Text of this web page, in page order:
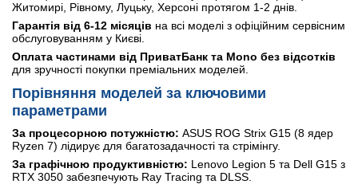
Житомирі, Рівному, Луцьку, Херсоні протягом 1-2 днів.
Гарантія від 6-12 місяців на всі моделі з офіційним сервісним
обслуговуванням у Києві.
Оплата частинами від ПриватБанк та Mono без відсотків
для зручності покупки преміальних моделей.
Порівняння моделей за ключовими
параметрами
За процесорною потужністю: ASUS ROG Strix G15 (8 ядер
Ryzen 7) лідирує для багатозадачності та стрімінгу.
За графічною продуктивністю: Lenovo Legion 5 та Dell G15 з
RTX 3050 забезпечують Ray Tracing та DLSS.